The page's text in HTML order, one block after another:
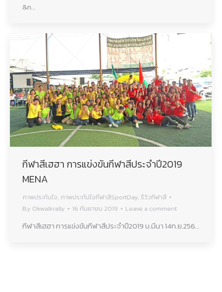
&n…
กีฬาสีเฮฮา การแข่งขันกีฬาสีประจำปี2019
MENA
ภาพประทับใจ, ภาพประทัปใจกีฬาสีSportDay, รีวิวกีฬาสี
By Okwalkrally 16 กันยายน 2019 Leave a comment
กีฬาสีเฮฮา การแข่งขันกีฬาสีประจำปี2019 บ.มีนา 14ก.ย.256…